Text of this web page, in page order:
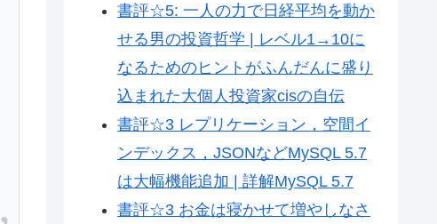
書評☆5: 一人の力で日経平均を動か
せる男の投資哲学 | レベル1→10に
なるためのヒントがふんだんに盛り
込まれた大個人投資家cisの自伝
書評☆3 レプリケーション，空間イ
ンデックス，JSONなどMySQL 5.7
は大幅機能追加 | 詳解MySQL 5.7
書評☆3 お金は寝かせて増やしなさ